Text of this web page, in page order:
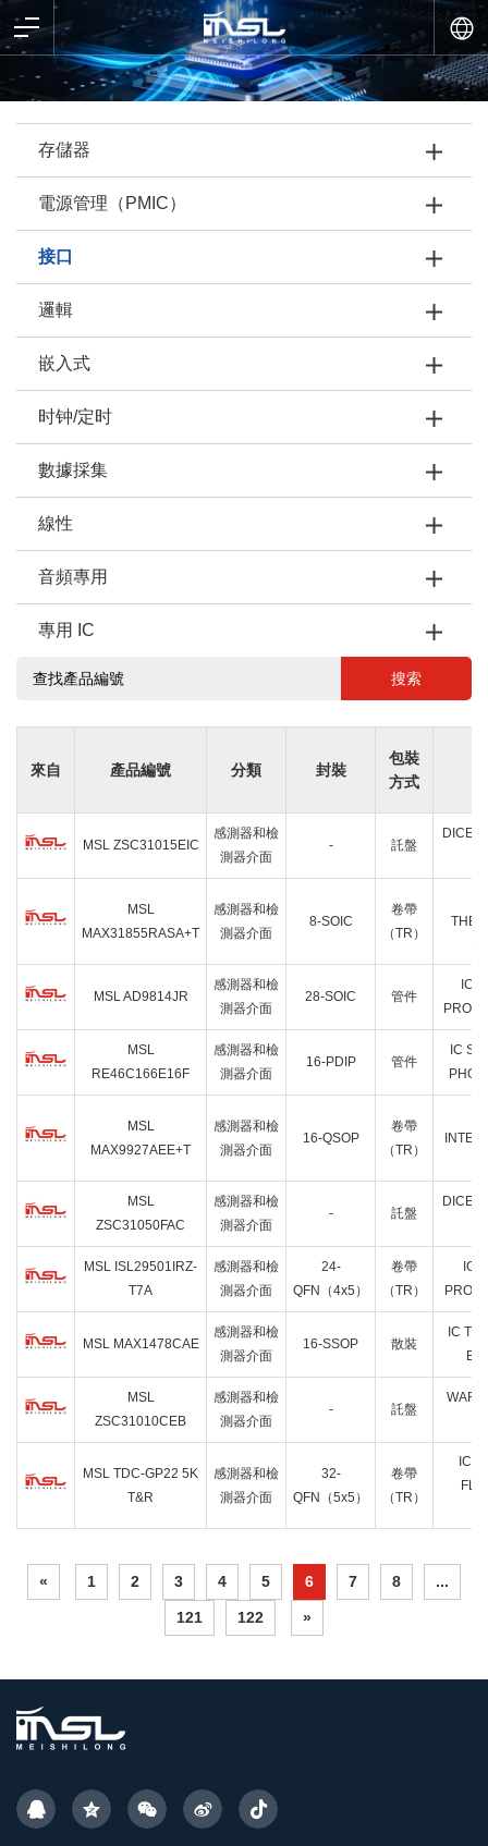
存儲器
電源管理（PMIC）
接口
邏輯
嵌入式
时钟/定时
數據採集
線性
音頻專用
專用 IC
搜索
來自 產品編號 分類 封裝
包裝
方式
MSL ZSC31015EIC
感測器和檢
測器介面
- 託盤
DICE
MSL
MAX31855RASA+T
感測器和檢
測器介面
8-SOIC
卷帶
（TR）
MSL AD9814JR
感測器和檢
測器介面
28-SOIC 管件
IC
PROC
MSL
RE46C166E16F
感測器和檢
測器介面
16-PDIP 管件
IC
MSL
MAX9927AEE+T
感測器和檢
測器介面
16-QSOP
卷帶
（TR）
MSL
ZSC31050FAC
感測器和檢
測器介面
- 託盤
DICE
MSL ISL29501IRZ-
T7A
感測器和檢
測器介面
24-
QFN（4x5）
卷帶
（TR）
IC
MSL MAX1478CAE
感測器和檢
測器介面
16-SSOP 散裝
IC
MSL
ZSC31010CEB
感測器和檢
測器介面
- 託盤
MSL TDC-GP22 5K
T&R
感測器和檢
測器介面
32-
QFN（5x5）
卷帶
（TR）
IC
« 1 2 3 4 5 6 7 8 ...
121 122 »